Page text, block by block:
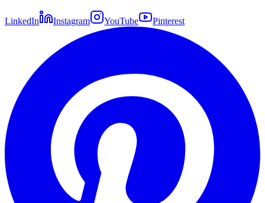
LinkedIn Instagram YouTube Pinterest